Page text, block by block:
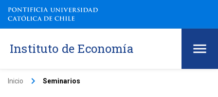
Instituto de Economía
Inicio keyboard_arrow_right Seminarios